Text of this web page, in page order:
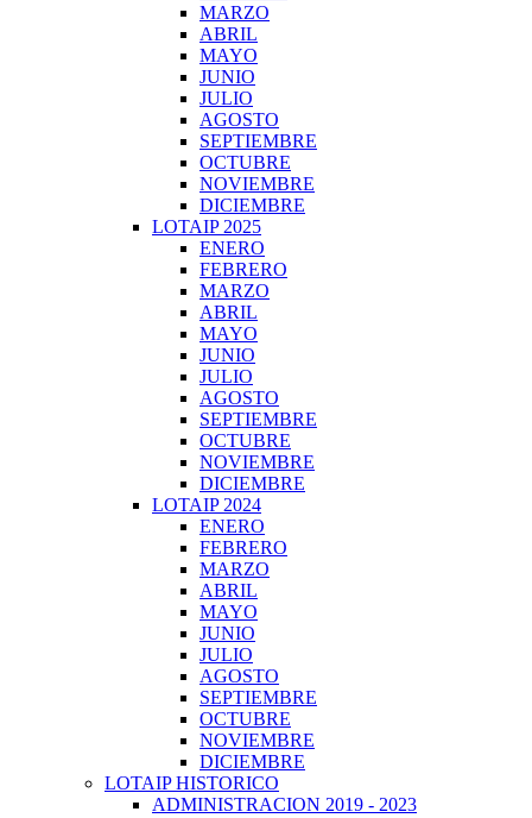
MARZO
ABRIL
MAYO
JUNIO
JULIO
AGOSTO
SEPTIEMBRE
OCTUBRE
NOVIEMBRE
DICIEMBRE
LOTAIP 2025
ENERO
FEBRERO
MARZO
ABRIL
MAYO
JUNIO
JULIO
AGOSTO
SEPTIEMBRE
OCTUBRE
NOVIEMBRE
DICIEMBRE
LOTAIP 2024
ENERO
FEBRERO
MARZO
ABRIL
MAYO
JUNIO
JULIO
AGOSTO
SEPTIEMBRE
OCTUBRE
NOVIEMBRE
DICIEMBRE
LOTAIP HISTORICO
ADMINISTRACION 2019 - 2023